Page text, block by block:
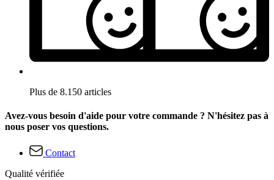
Plus de 8.150 articles
Avez-vous besoin d'aide pour votre commande ? N'hésitez pas à
nous poser vos questions.
Contact
Qualité vérifiée